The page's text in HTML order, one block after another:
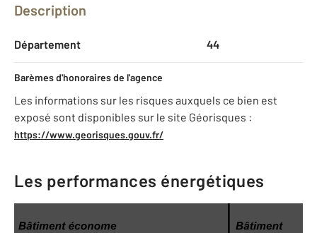
Description
Département 44
Barèmes d'honoraires de l'agence
Les informations sur les risques auxquels ce bien est
exposé sont disponibles sur le site Géorisques :
https://www.georisques.gouv.fr/
Les performances énergétiques